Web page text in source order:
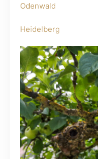
Odenwald
Heidelberg